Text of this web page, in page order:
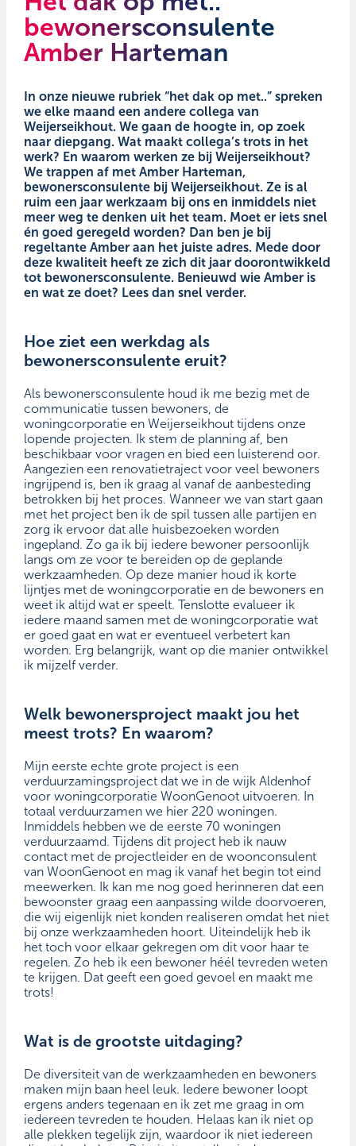
bewonersconsulente
Amber Harteman
In onze nieuwe rubriek “het dak op met..” spreken
we elke maand een andere collega van
Weijerseikhout. We gaan de hoogte in, op zoek
naar diepgang. Wat maakt collega’s trots in het
werk? En waarom werken ze bij Weijerseikhout?
We trappen af met Amber Harteman,
bewonersconsulente bij Weijerseikhout. Ze is al
ruim een jaar werkzaam bij ons en inmiddels niet
meer weg te denken uit het team. Moet er iets snel
én goed geregeld worden? Dan ben je bij
regeltante Amber aan het juiste adres. Mede door
deze kwaliteit heeft ze zich dit jaar doorontwikkeld
tot bewonersconsulente. Benieuwd wie Amber is
en wat ze doet? Lees dan snel verder.
Hoe ziet een werkdag als
bewonersconsulente eruit?
Als bewonersconsulente houd ik me bezig met de
communicatie tussen bewoners, de
woningcorporatie en Weijerseikhout tijdens onze
lopende projecten. Ik stem de planning af, ben
beschikbaar voor vragen en bied een luisterend oor.
Aangezien een renovatietraject voor veel bewoners
ingrijpend is, ben ik graag al vanaf de aanbesteding
betrokken bij het proces. Wanneer we van start gaan
met het project ben ik de spil tussen alle partijen en
zorg ik ervoor dat alle huisbezoeken worden
ingepland. Zo ga ik bij iedere bewoner persoonlijk
langs om ze voor te bereiden op de geplande
werkzaamheden. Op deze manier houd ik korte
lijntjes met de woningcorporatie en de bewoners en
weet ik altijd wat er speelt. Tenslotte evalueer ik
iedere maand samen met de woningcorporatie wat
er goed gaat en wat er eventueel verbetert kan
worden. Erg belangrijk, want op die manier ontwikkel
ik mijzelf verder.
Welk bewonersproject maakt jou het
meest trots? En waarom?
Mijn eerste echte grote project is een
verduurzamingsproject dat we in de wijk Aldenhof
voor woningcorporatie WoonGenoot uitvoeren. In
totaal verduurzamen we hier 220 woningen.
Inmiddels hebben we de eerste 70 woningen
verduurzaamd. Tijdens dit project heb ik nauw
contact met de projectleider en de woonconsulent
van WoonGenoot en mag ik vanaf het begin tot eind
meewerken. Ik kan me nog goed herinneren dat een
bewoonster graag een aanpassing wilde doorvoeren,
die wij eigenlijk niet konden realiseren omdat het niet
bij onze werkzaamheden hoort. Uiteindelijk heb ik
het toch voor elkaar gekregen om dit voor haar te
regelen. Zo heb ik een bewoner héél tevreden weten
te krijgen. Dat geeft een goed gevoel en maakt me
trots!
Wat is de grootste uitdaging?
De diversiteit van de werkzaamheden en bewoners
maken mijn baan heel leuk. Iedere bewoner loopt
ergens anders tegenaan en ik zet me graag in om
iedereen tevreden te houden. Helaas kan ik niet op
alle plekken tegelijk zijn, waardoor ik niet iedereen